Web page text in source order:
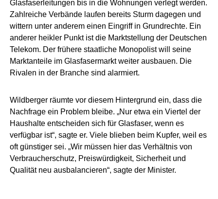
Glasfaserleitungen bis in die Wohnungen verlegt werden.
Zahlreiche Verbände laufen bereits Sturm dagegen und
wittern unter anderem einen Eingriff in Grundrechte. Ein
anderer heikler Punkt ist die Marktstellung der Deutschen
Telekom. Der frühere staatliche Monopolist will seine
Marktanteile im Glasfasermarkt weiter ausbauen. Die
Rivalen in der Branche sind alarmiert.
Wildberger räumte vor diesem Hintergrund ein, dass die
Nachfrage ein Problem bleibe. „Nur etwa ein Viertel der
Haushalte entscheiden sich für Glasfaser, wenn es
verfügbar ist“, sagte er. Viele blieben beim Kupfer, weil es
oft günstiger sei. „Wir müssen hier das Verhältnis von
Verbraucherschutz, Preiswürdigkeit, Sicherheit und
Qualität neu ausbalancieren“, sagte der Minister.